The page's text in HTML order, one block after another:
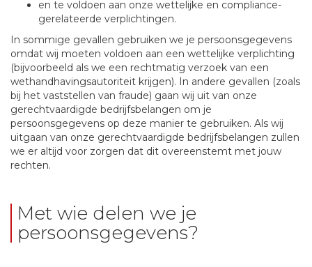
en te voldoen aan onze wettelijke en compliance-
gerelateerde verplichtingen.​
In sommige gevallen gebruiken we je persoonsgegevens
omdat wij moeten voldoen aan een wettelijke verplichting
(bijvoorbeeld als we een rechtmatig verzoek van een
wethandhavingsautoriteit krijgen). In andere gevallen (zoals
bij het vaststellen van fraude) gaan wij uit van onze
gerechtvaardigde bedrijfsbelangen om je
persoonsgegevens op deze manier te gebruiken. Als wij
uitgaan van onze gerechtvaardigde bedrijfsbelangen zullen
we er altijd voor zorgen dat dit overeenstemt met jouw
rechten.
Met wie delen we je
persoonsgegevens?